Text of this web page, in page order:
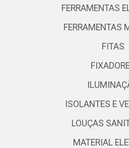
FERRAMENTAS
FERRAMENTAS
FITAS
ISOLANTES E
LOUÇAS
MATERIAL